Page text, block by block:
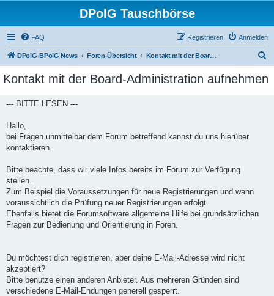
DPolG Tauschbörse
FAQ Anmelden
Registrieren
DPolG-BPolG News Foren-Übersicht Kontakt mit der Board-Administration aufnehmen
c
Kontakt mit der Board-Administration aufnehmen
--- BITTE LESEN ---
Hallo,
bei Fragen unmittelbar dem Forum betreffend kannst du uns hierüber
kontaktieren.
Bitte beachte, dass wir viele Infos bereits im Forum zur Verfügung
stellen.
Zum Beispiel die Voraussetzungen für neue Registrierungen und wann
voraussichtlich die Prüfung neuer Registrierungen erfolgt.
Ebenfalls bietet die Forumsoftware allgemeine Hilfe bei grundsätzlichen
Fragen zur Bedienung und Orientierung in Foren.
Du möchtest dich registrieren, aber deine E-Mail-Adresse wird nicht
akzeptiert?
Bitte benutze einen anderen Anbieter. Aus mehreren Gründen sind
verschiedene E-Mail-Endungen generell gesperrt.